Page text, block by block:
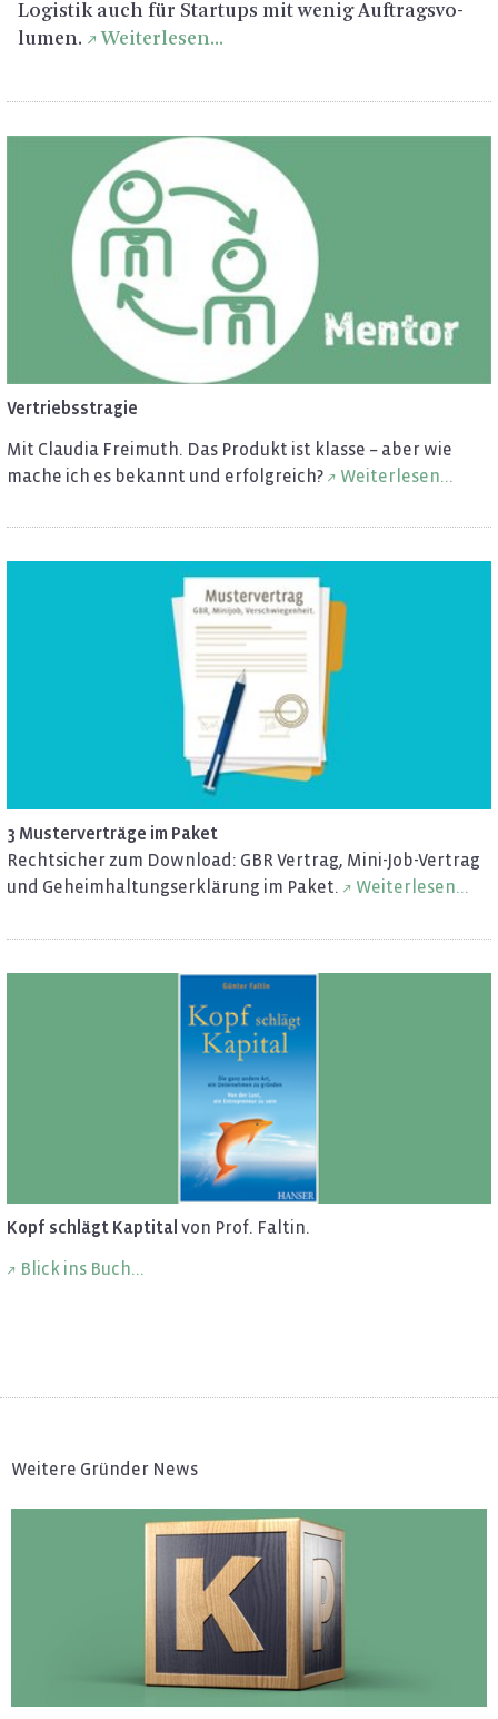
Lo­gis­tik auch für Star­tups mit wenig Auf­trags­vo­
lu­men.
Wei­ter­le­sen...
Ver­triebss­tra­gie
Mit Clau­dia Frei­muth. Das Pro­dukt ist klas­se – aber wie
mache ich es be­kannt und er­folg­reich?
Wei­ter­le­sen...
3 Mus­ter­ver­trä­ge im Paket
Recht­si­cher zum Down­load: GBR Ver­trag, Mi­ni-Job-Ver­trag
und Ge­heim­hal­tungs­er­klä­rung im Paket.
Wei­ter­le­sen...
Kopf schlägt Kap­ti­tal von Prof. Fal­tin.
Blick ins Buch...
Weitere Gründer News